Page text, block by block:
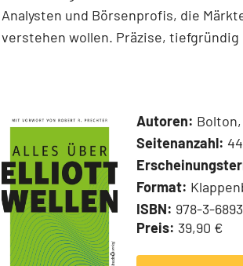
Analysten und Börsenprofis, die
verstehen wollen. Präzise,
Autoren:
Seitenanzahl:
Format:
ISBN: 978-3-
Preis: 39,90 €